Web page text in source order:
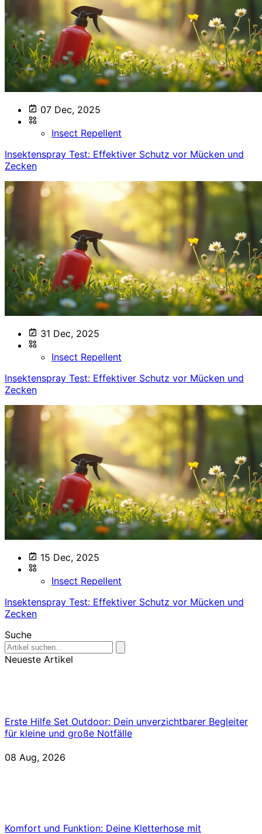
07 Dec, 2025
Insect Repellent
Insektenspray Test: Effektiver Schutz vor Mücken und
Zecken
31 Dec, 2025
Insect Repellent
Insektenspray Test: Effektiver Schutz vor Mücken und
Zecken
15 Dec, 2025
Insect Repellent
Insektenspray Test: Effektiver Schutz vor Mücken und
Zecken
Suche
Neueste Artikel
Erste Hilfe Set Outdoor: Dein unverzichtbarer Begleiter
für kleine und große Notfälle
08 Aug, 2026
Komfort und Funktion: Deine Kletterhose mit